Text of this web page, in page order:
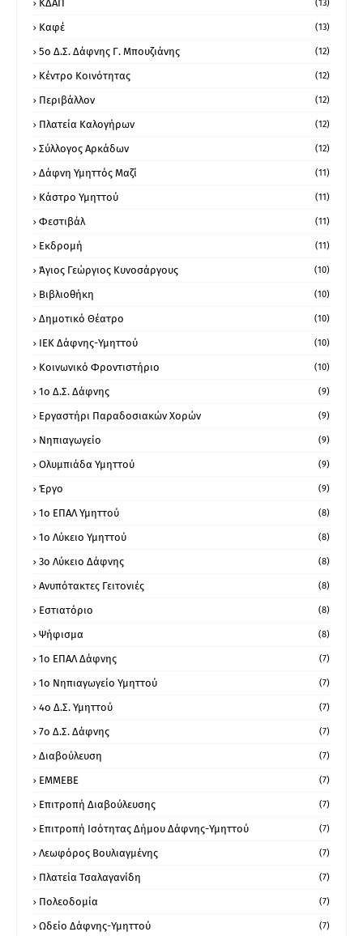
ΚΔΑΠ (13)
Καφέ (13)
5ο Δ.Σ. Δάφνης Γ. Μπουζιάνης (12)
Κέντρο Κοινότητας (12)
Περιβάλλον (12)
Πλατεία Καλογήρων (12)
Σύλλογος Αρκάδων (12)
Δάφνη Υμηττός Μαζί (11)
Κάστρο Υμηττού (11)
Φεστιβάλ (11)
Εκδρομή (11)
Άγιος Γεώργιος Κυνοσάργους (10)
Βιβλιοθήκη (10)
Δημοτικό Θέατρο (10)
ΙΕΚ Δάφνης-Υμηττού (10)
Κοινωνικό Φροντιστήριο (10)
1ο Δ.Σ. Δάφνης (9)
Εργαστήρι Παραδοσιακών Χορών (9)
Νηπιαγωγείο (9)
Ολυμπιάδα Υμηττού (9)
Έργο (9)
1o ΕΠΑΛ Υμηττού (8)
1ο Λύκειο Υμηττού (8)
3ο Λύκειο Δάφνης (8)
Ανυπότακτες Γειτονιές (8)
Εστιατόριο (8)
Ψήφισμα (8)
1ο ΕΠΑΛ Δάφνης (7)
1ο Νηπιαγωγείο Υμηττού (7)
4ο Δ.Σ. Υμηττού (7)
7ο Δ.Σ. Δάφνης (7)
Διαβούλευση (7)
ΕΜΜΕΒΕ (7)
Επιτροπή Διαβούλευσης (7)
Επιτροπή Ισότητας Δήμου Δάφνης-Υμηττού (7)
Λεωφόρος Βουλιαγμένης (7)
Πλατεία Τσαλαγανίδη (7)
Πολεοδομία (7)
Ωδείο Δάφνης-Υμηττού (7)